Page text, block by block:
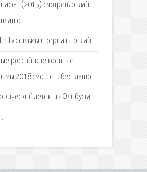
(2015) смотреть онлайн
tv фильмы и сериалы онлайн.
российские военные
2018 смотреть бесплатно.
детектив Флибуста.